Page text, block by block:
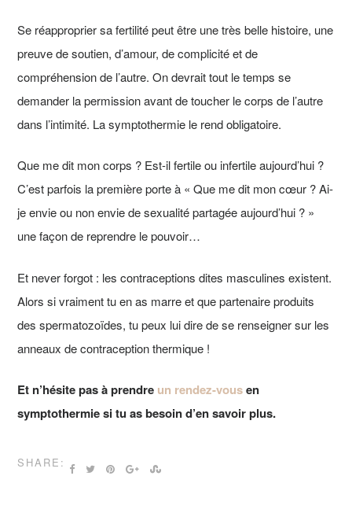
Se réapproprier sa fertilité peut être une très belle histoire, une
preuve de soutien, d’amour, de complicité et de
compréhension de l’autre. On devrait tout le temps se
demander la permission avant de toucher le corps de l’autre
dans l’intimité. La symptothermie le rend obligatoire.
Que me dit mon corps ? Est-il fertile ou infertile aujourd’hui ?
C’est parfois la première porte à « Que me dit mon cœur ? Ai-
je envie ou non envie de sexualité partagée aujourd’hui ? »
une façon de reprendre le pouvoir…
Et never forgot : les contraceptions dites masculines existent.
Alors si vraiment tu en as marre et que partenaire produits
des spermatozoïdes, tu peux lui dire de se renseigner sur les
anneaux de contraception thermique !
Et n’hésite pas à prendre un rendez-vousen
symptothermie si tu as besoin d’en savoir plus.
SHARE: